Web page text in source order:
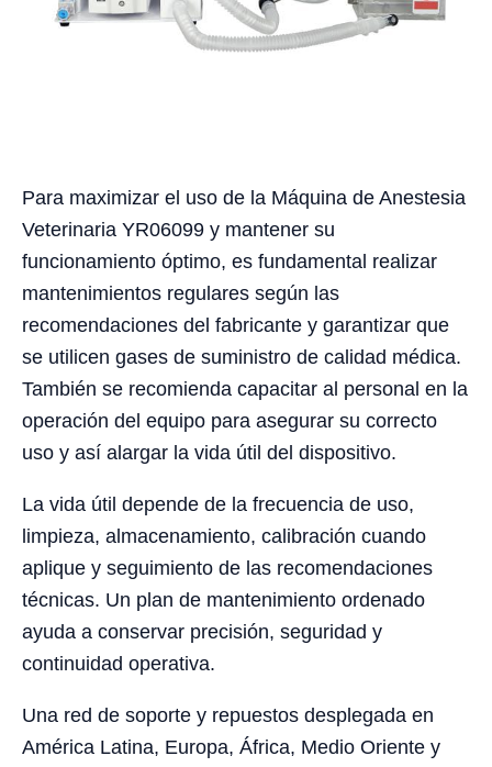
Para maximizar el uso de la Máquina de Anestesia
Veterinaria YR06099 y mantener su
funcionamiento óptimo, es fundamental realizar
mantenimientos regulares según las
recomendaciones del fabricante y garantizar que
se utilicen gases de suministro de calidad médica.
También se recomienda capacitar al personal en la
operación del equipo para asegurar su correcto
uso y así alargar la vida útil del dispositivo.
La vida útil depende de la frecuencia de uso,
limpieza, almacenamiento, calibración cuando
aplique y seguimiento de las recomendaciones
técnicas. Un plan de mantenimiento ordenado
ayuda a conservar precisión, seguridad y
continuidad operativa.
Una red de soporte y repuestos desplegada en
América Latina, Europa, África, Medio Oriente y